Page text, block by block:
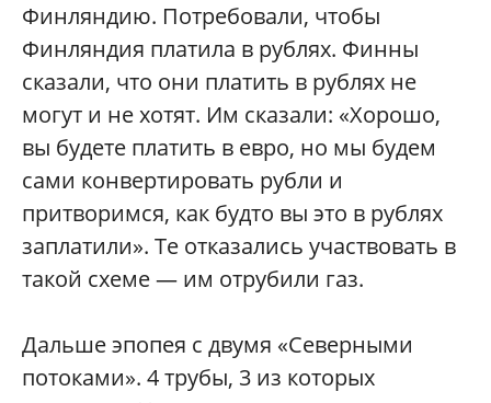
Финляндию. Потребовали, чтобы
Финляндия платила в рублях. Финны
сказали, что они платить в рублях не
могут и не хотят. Им сказали: «Хорошо,
вы будете платить в евро, но мы будем
сами конвертировать рубли и
притворимся, как будто вы это в рублях
заплатили». Те отказались участвовать в
такой схеме — им отрубили газ.
Дальше эпопея с двумя «Северными
потоками». 4 трубы, 3 из которых